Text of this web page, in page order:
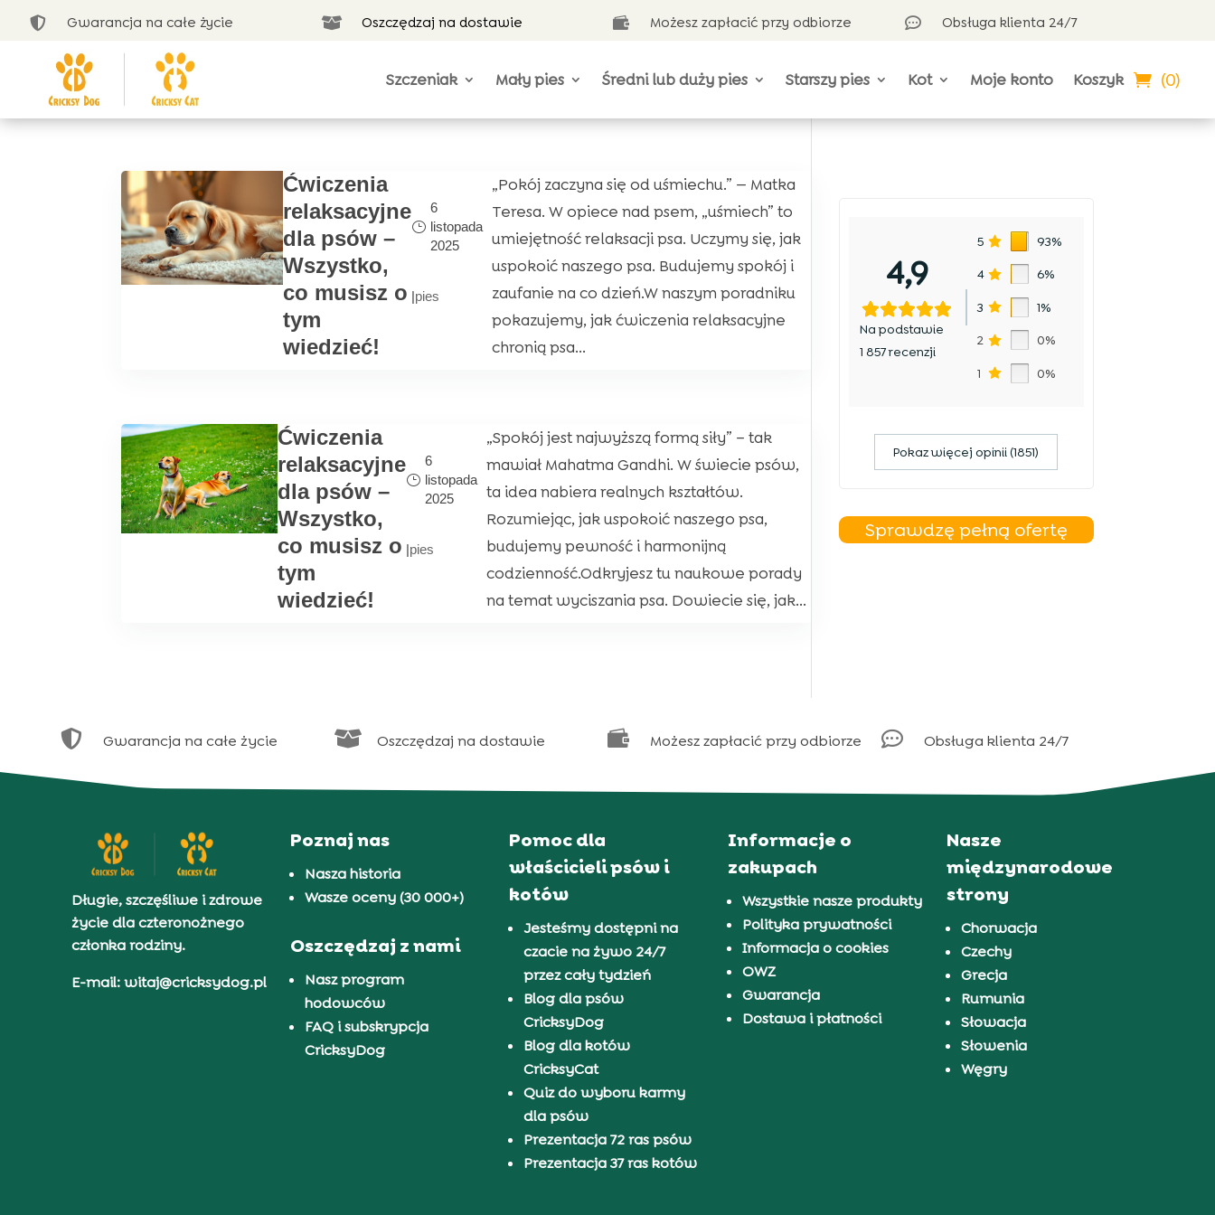
 Gwarancja na całe życie  Oszczędzaj na dostawie  Możesz zapłacić przy odbiorze  Obsługa klienta 24/7
Szczeniak Mały pies Średni lub duży pies Starszy pies Kot Moje konto Koszyk (0)
Ćwiczenia
relaksacyjne
dla psów –
Wszystko,
co musisz o
tym
wiedzieć!
6
listopada
2025
|pies
„Pokój zaczyna się od uśmiechu.” — Matka
Teresa. W opiece nad psem, „uśmiech” to
umiejętność relaksacji psa. Uczymy się, jak
uspokoić naszego psa. Budujemy spokój i
zaufanie na co dzień.W naszym poradniku
pokazujemy, jak ćwiczenia relaksacyjne
chronią psa...
Ćwiczenia
relaksacyjne
dla psów –
Wszystko,
co musisz o
tym
wiedzieć!
6
listopada
2025
|pies
„Spokój jest najwyższą formą siły” – tak
mawiał Mahatma Gandhi. W świecie psów,
ta idea nabiera realnych kształtów.
Rozumiejąc, jak uspokoić naszego psa,
budujemy pewność i harmonijną
codzienność.Odkryjesz tu naukowe porady
na temat wyciszania psa. Dowiecie się, jak...
4,9
Na podstawie
1 857 recenzji
5 93%
4 6%
3 1%
2 0%
1 0%
Pokaz więcej opinii (1851)
Sprawdzę pełną ofertę
 Gwarancja na całe życie  Oszczędzaj na dostawie  Możesz zapłacić przy odbiorze  Obsługa klienta 24/7
Długie, szczęśliwe i zdrowe
życie dla czteronożnego
członka rodziny.
E-mail: witaj@cricksydog.pl
Poznaj nas
Nasza historia
Wasze oceny (30 000+)
Oszczędzaj z nami
Nasz program
hodowców
FAQ i subskrypcja
CricksyDog
Pomoc dla
właścicieli psów i
kotów
Jesteśmy dostępni na
czacie na żywo 24/7
przez cały tydzień
Blog dla psów
CricksyDog
Blog dla kotów
CricksyCat
Quiz do wyboru karmy
dla psów
Prezentacja 72 ras psów
Prezentacja 37 ras kotów
Informacje o
zakupach
Wszystkie nasze produkty
Polityka prywatności
Informacja o cookies
OWZ
Gwarancja
Dostawa i płatności
Nasze
międzynarodowe
strony
Chorwacja
Czechy
Grecja
Rumunia
Słowacja
Słowenia
Węgry